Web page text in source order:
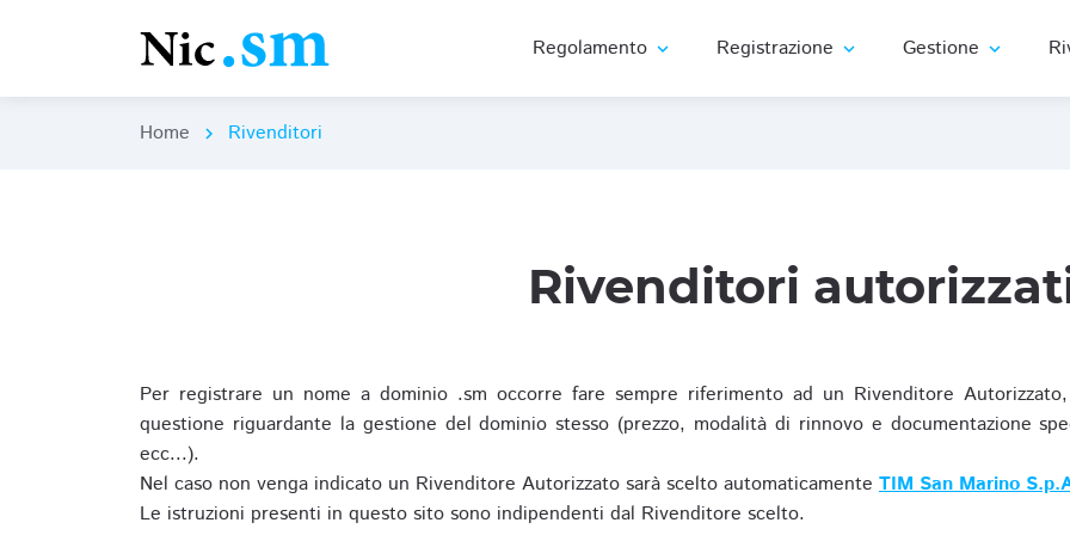
Regolamento expand_more Registrazione expand_more Gestione expand_more
Home chevron_right Rivenditori
Rivenditori
Per registrare un nome a dominio .sm occorre fare sempre riferimento ad un Rivenditore
questione riguardante la gestione del dominio stesso (prezzo, modalità di rinnovo e documentazione
ecc...).
Nel caso non venga indicato un Rivenditore Autorizzato sarà scelto automaticamente TIM San Marino
Le istruzioni presenti in questo sito sono indipendenti dal Rivenditore scelto.